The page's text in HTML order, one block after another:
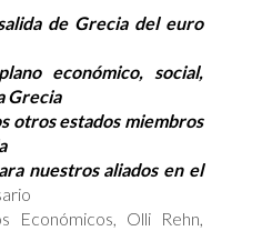
de Grecia del euro
económico, social,
Grecia
otros estados miembros
nuestros aliados en el
Económicos, Olli Rehn,